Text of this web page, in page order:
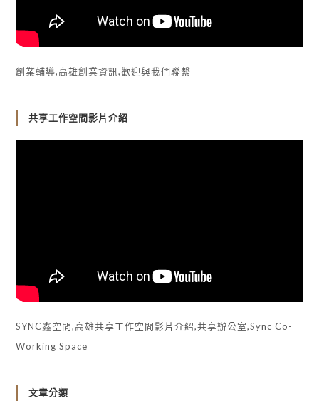
創業輔導,高雄創業資訊,歡迎與我們聯繫
共享工作空間影片介紹
SYNC鑫空間,高雄共享工作空間影片介紹,共享辦公室,Sync Co-
Working Space
文章分類